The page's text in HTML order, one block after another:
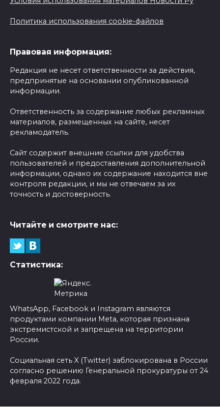
Политика использования cookie-файлов
Правовая информация:
Редакция не несет ответственности за действия,
предпринятые на основании опубликованной
информации.
Ответственность за содержание любых рекламных
материалов, размещенных на сайте, несет
рекламодатель.
Сайт содержит внешние ссылки для удобства
пользователей и предоставления дополнительной
информации, однако их содержание находится вне
контроля редакции, и мы не отвечаем за их
точность и достоверность.
Читайте и смотрите нас:
Статистика:
WhatsApp, Facebook и Instagram являются
продуктами компании Meta, которая признана
экстремистской и запрещена на территории
России.
Социальная сеть X (Twitter) заблокирована в России
согласно решению Генеральной прокуратуры от 24
февраля 2022 года.